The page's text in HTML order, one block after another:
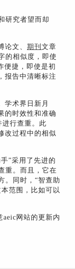
研究者望而却
论文、 期刊 文章
的相似度，即使
便捷，即使是初
报告中清晰标注
学术界日新月
的时效性和准确
行查重。此
改过程中的相似
”采用了先进的
重。而且，它在
。同时，“智查助
范围，比如可以
网站的更新内